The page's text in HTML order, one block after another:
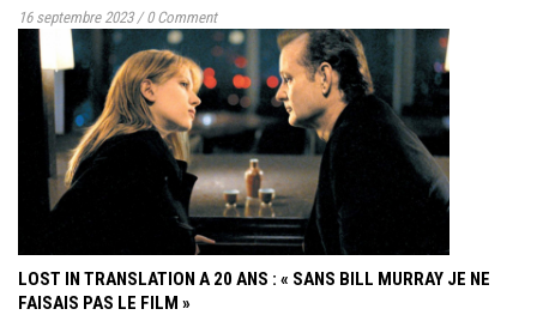
16 septembre 2023 / 0 Comment
LOST IN TRANSLATION A 20 ANS : « SANS BILL MURRAY JE NE
FAISAIS PAS LE FILM »